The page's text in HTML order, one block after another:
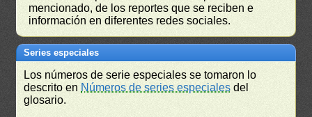
mencionado, de los reportes que se reciben e
información en diferentes redes sociales.
Series especiales
Los números de serie especiales se tomaron lo
descrito en Números de series especiales del
glosario.